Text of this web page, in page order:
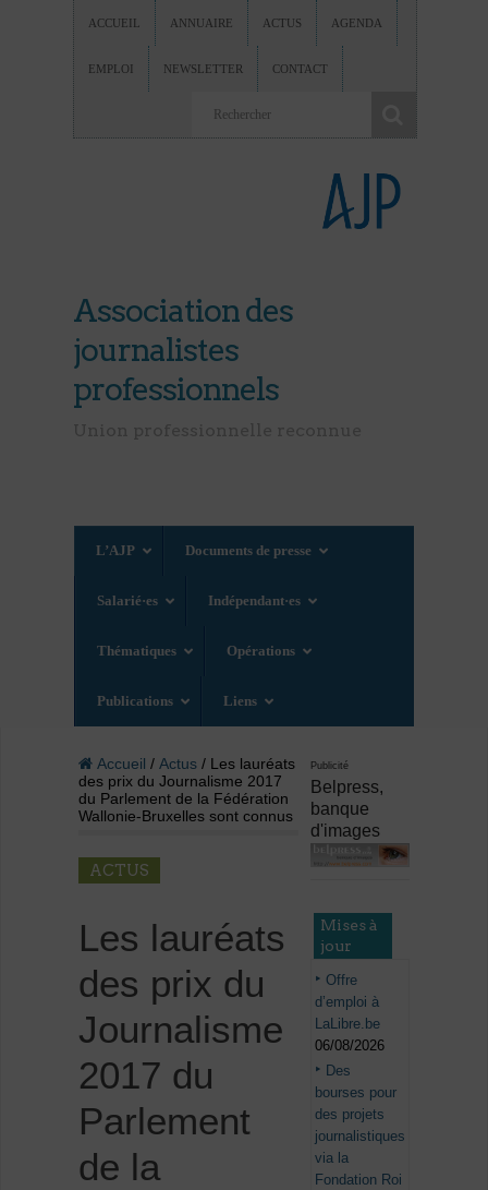
ACCUEIL ANNUAIRE ACTUS AGENDA
EMPLOI NEWSLETTER CONTACT
Association des
journalistes
professionnels
L’AJP Documents de presse
Salarié·es Indépendant·es
Thématiques Opérations
Publications Liens
Accueil / Actus/ Les lauréats
des prix du Journalisme 2017
du Parlement de la Fédération
Wallonie-Bruxelles sont connus
ACTUS
Les lauréats
des prix du
Journalisme
2017 du
Parlement
de la
Publicité
Belpress,
banque
d'images
Mises à
jour
Offre
d’emploi à
LaLibre.be
06/08/2026
Des
bourses pour
des projets
journalistiques
via la
Fondation Roi